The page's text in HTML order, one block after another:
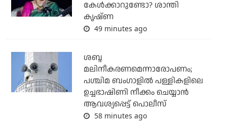
കേൾക്കാറുണ്ടോ? ശാന്തി
കൃഷ്ണ
49 minutes ago
ശബ്ദ
മലിനീകരണമെന്നാരോപണം;
പശ്ചിമ ബംഗാളില്‍ പള്ളികളിലെ
ഉച്ചഭാഷിണി നീക്കം ചെയ്യാന്‍
ആവശ്യപ്പെട്ട് പൊലീസ്
58 minutes ago